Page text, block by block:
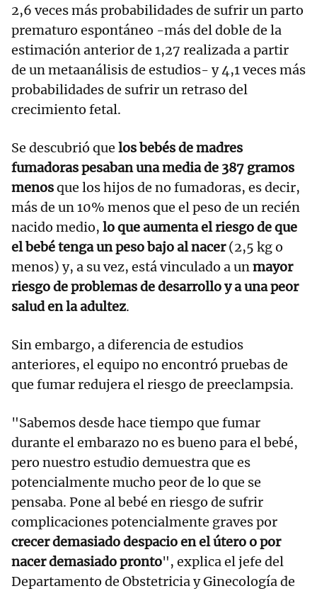
2,6 veces más probabilidades de sufrir un parto
prematuro espontáneo -más del doble de la
estimación anterior de 1,27 realizada a partir
de un metaanálisis de estudios- y 4,1 veces más
probabilidades de sufrir un retraso del
crecimiento fetal.
Se descubrió que los bebés de madres
fumadoras pesaban una media de 387 gramos
menosque los hijos de no fumadoras, es decir,
más de un 10% menos que el peso de un recién
nacido medio, lo que aumenta el riesgo de que
el bebé tenga un peso bajo al nacer(2,5 kg o
menos) y, a su vez, está vinculado a unmayor
riesgo de problemas de desarrollo y a una peor
salud en la adultez.
Sin embargo, a diferencia de estudios
anteriores, el equipo no encontró pruebas de
que fumar redujera el riesgo de preeclampsia.
"Sabemos desde hace tiempo que fumar
durante el embarazo no es bueno para el bebé,
pero nuestro estudio demuestra que es
potencialmente mucho peor de lo que se
pensaba. Pone al bebé en riesgo de sufrir
complicaciones potencialmente graves por
crecer demasiado despacio en el útero o por
nacer demasiado pronto", explica el jefe del
Departamento de Obstetricia y Ginecología de